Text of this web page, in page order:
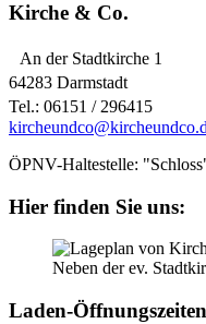
Kirche & Co.
An der Stadtkirche 1
64283 Darmstadt
Tel.: 06151 / 296415
ÖPNV-Haltestelle:
Hier finden Sie uns:
Neben der ev.
Laden-